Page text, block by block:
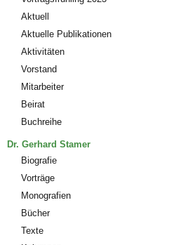
Aktuell
Aktuelle Publikationen
Aktivitäten
Vorstand
Mitarbeiter
Beirat
Buchreihe
Dr. Gerhard Stamer
Biografie
Vorträge
Monografien
Bücher
Texte